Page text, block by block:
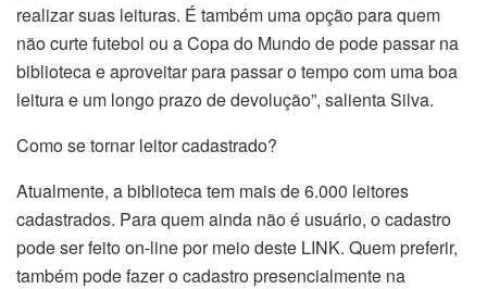
realizar suas leituras. É também uma opção para quem
não curte futebol ou a Copa do Mundo de pode passar na
biblioteca e aproveitar para passar o tempo com uma boa
leitura e um longo prazo de devolução”, salienta Silva.
Como se tornar leitor cadastrado?
Atualmente, a biblioteca tem mais de 6.000 leitores
cadastrados. Para quem ainda não é usuário, o cadastro
pode ser feito on-line por meio deste LINK. Quem preferir,
também pode fazer o cadastro presencialmente na